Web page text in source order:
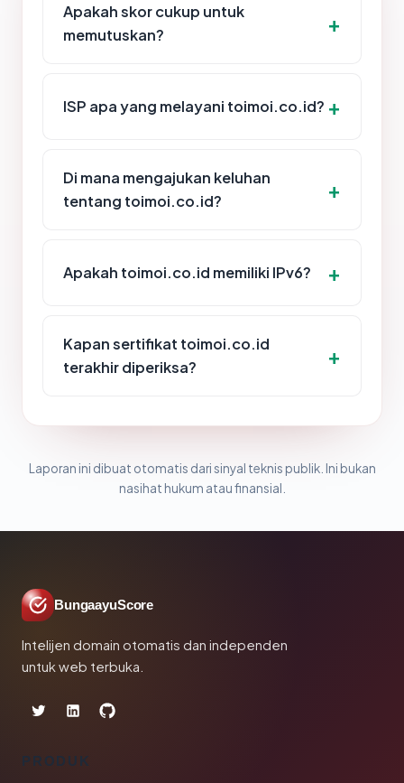
Apakah skor cukup untuk
memutuskan?
ISP apa yang melayani toimoi.co.id?
Di mana mengajukan keluhan
tentang toimoi.co.id?
Apakah toimoi.co.id memiliki IPv6?
Kapan sertifikat toimoi.co.id
terakhir diperiksa?
Laporan ini dibuat otomatis dari sinyal teknis publik. Ini bukan
nasihat hukum atau finansial.
BungaayuScore
Intelijen domain otomatis dan independen
untuk web terbuka.
PRODUK